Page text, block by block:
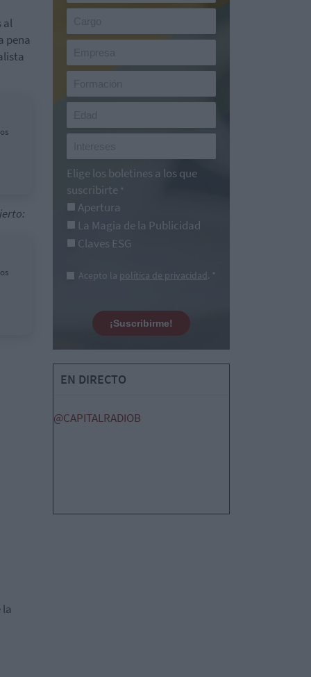
al
pena
Elige los boletines a los que
suscribirte *
Apertura
La Magia de la Publicidad
Claves ESG
Acepto la política de privacidad. *
¡Suscribirme!
EN DIRECTO
@CAPITALRADIOB